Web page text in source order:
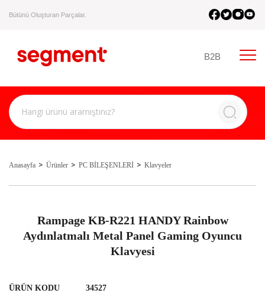
Bütünü Oluşturan Parçalar.
B2B
Anasayfa Ürünler PC BİLEŞENLERİ Klavyeler
Rampage KB-R221 HANDY Rainbow
Aydınlatmalı Metal Panel Gaming Oyuncu
Klavyesi
ÜRÜN KODU 34527